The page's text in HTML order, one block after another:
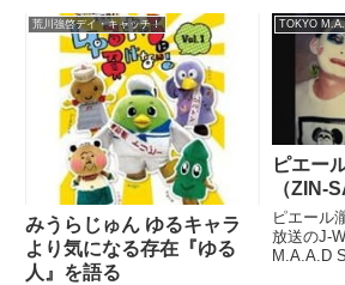
いて、話していました。
した話を
みうらじ
す！
ゅん賞
荒川強啓デイ・キャッチ！
みうらじゅん ゆるキャラ
より気になる存在『ゆる
人』を語る
TOKYO
ピエー
（ZIN-
ピエール
放送のJ-
M.A.A.D